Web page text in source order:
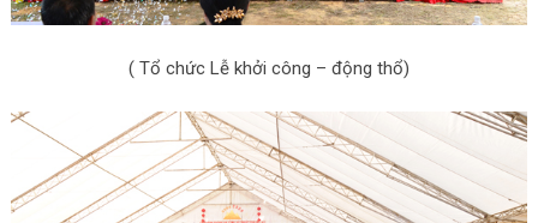
( Tổ chức Lễ khởi công – động thổ)